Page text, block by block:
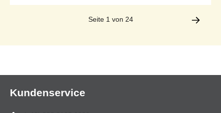
Seite 1 von 24
Kundenservice